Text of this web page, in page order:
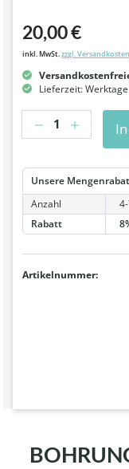
20,00 €
inkl. MwSt.zzgl. Versandkosten
Lieferzeit:
Anzahl
Unsere
Anzahl
Rabatt
Artikelnummer: